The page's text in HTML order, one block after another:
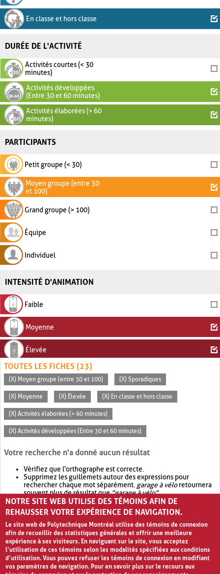
En classe et hors classe
DURÉE DE L'ACTIVITÉ
Activités courtes (< 30
minutes)
Activités développées
(Entre 30 et 60 minutes)
Activités élaborées (> 60
minutes)
PARTICIPANTS
Petit groupe (< 30)
Moyen groupe (entre 30
et 100)
Grand groupe (> 100)
Équipe
Individuel
INTENSITÉ D'ANIMATION
Faible
Moyenne
Élevée
TOUTES LES FICHES (23)
(X) Moyen groupe (entre 30 et 100) (X) Sporadiques
(X) Moyenne (X) Élevée (X) En classe et hors classe
(X) Activités élaborées (> 60 minutes)
(X) Activités développées (Entre 30 et 60 minutes)
Votre recherche n'a donné aucun résultat
Vérifiez que l'orthographe est correcte.
Supprimez les guillemets autour des expressions pour
rechercher chaque mot séparément. garage à véloretournera
souvent plus de résultat que"garage à vélo".
Envisagez d'élargir votre recherche avec OR.garage OR vélo
retournera souvent plus de résultat quegarage à vélo
NOTRE SITE WEB UTILISE DES TÉMOINS AFIN DE
REHAUSSER VOTRE EXPÉRIENCE DE NAVIGATION.
Le site web de Polytechnique Montréal utilise des témoins de connexion
afin de recueillir des statistiques générales et offrir une meilleure
expérience à ses visiteurs. En naviguant sur le site, vous acceptez
l’utilisation de ces témoins selon les modalités spécifiées aux conditions
d’utilisation. Vous pouvez refuser les témoins de connexion en modifiant
vos paramètres de navigation. Pour en savoir plus sur le recours aux